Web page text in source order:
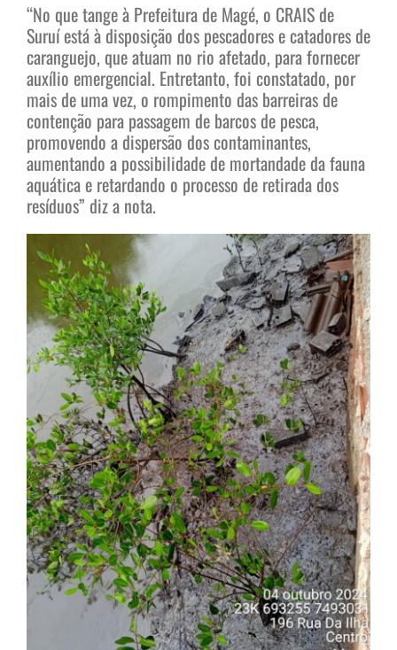
“No que tange à Prefeitura de Magé, o CRAIS de
Suruí está à disposição dos pescadores e catadores de
caranguejo, que atuam no rio afetado, para fornecer
auxílio emergencial. Entretanto, foi constatado, por
mais de uma vez, o rompimento das barreiras de
contenção para passagem de barcos de pesca,
promovendo a dispersão dos contaminantes,
aumentando a possibilidade de mortandade da fauna
aquática e retardando o processo de retirada dos
resíduos” diz a nota.